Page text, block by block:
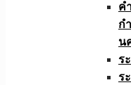
ค
ก
น
ร
ร